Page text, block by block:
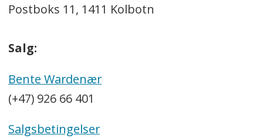
Postboks 11, 1411 Kolbotn
Salg:
Bente Wardenær
(+47) 926 66 401
Salgsbetingelser